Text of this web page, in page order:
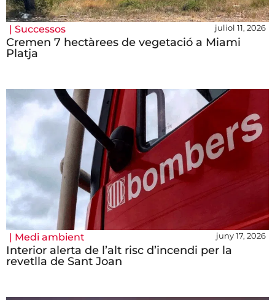
| Successos juliol 11, 2026
Cremen 7 hectàrees de vegetació a Miami
Platja
| Medi ambient juny 17, 2026
Interior alerta de l’alt risc d’incendi per la
revetlla de Sant Joan